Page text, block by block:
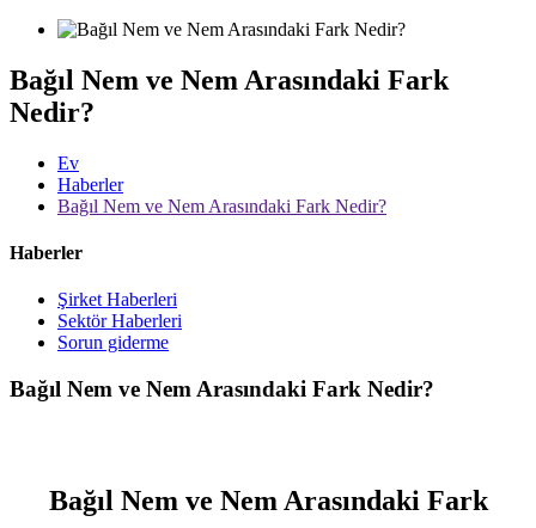
Bağıl Nem ve Nem Arasındaki Fark
Nedir?
Ev
Haberler
Bağıl Nem ve Nem Arasındaki Fark Nedir?
Haberler
Şirket Haberleri
Sektör Haberleri
Sorun giderme
Bağıl Nem ve Nem Arasındaki Fark Nedir?
Bağıl Nem ve Nem Arasındaki Fark